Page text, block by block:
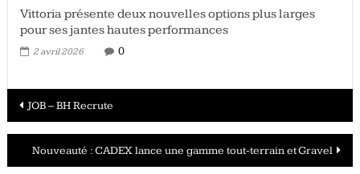
Vittoria présente deux nouvelles options plus larges
pour ses jantes hautes performances
2 avril 2026 0
Navigation
des
articles
JOB – BH Recrute
Nouveauté : CADEX lance une gamme tout-terrain et Gravel